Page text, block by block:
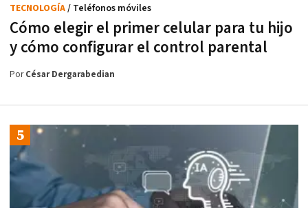
Cómo elegir el primer celular para tu hijo
y cómo configurar el control parental
TECNOLOGÍA/ Teléfonos móviles
PorCésar Dergarabedian